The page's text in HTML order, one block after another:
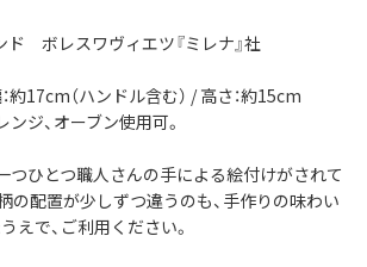
ド ボレスワヴィエツ『ミレナ』社
約17cm（ハンドル含む） / 高さ：約15cm
ジ、オーブン使用可。
つひとつ職人さんの手による絵付けがされて
の配置が少しずつ違うのも、手作りの味わい
えで、ご利用ください。